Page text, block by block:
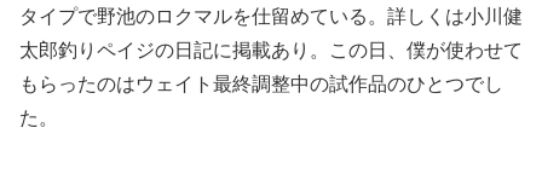
タイプで野池のロクマルを仕留めている。詳しくは小川健
太郎釣りペイジの日記に掲載あり。この日、僕が使わせて
もらったのはウェイト最終調整中の試作品のひとつでし
た。